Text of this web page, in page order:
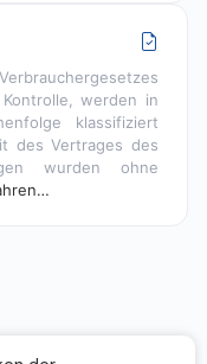
werden in
klassifiziert
des Vertrages des
wurden ohne